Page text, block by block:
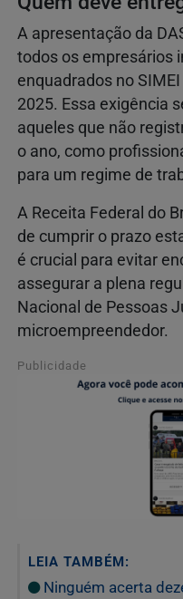
A apresentação da
todos os empresários
enquadrados no
2025. Essa exigência
aqueles que não
o ano, como
para um regime de
A Receita Federal do
de cumprir o prazo
é crucial para evitar
assegurar a plena
Nacional de Pessoas
microempreendedor.
Publicidade
LEIA TAMBÉM:
Ninguém acerta